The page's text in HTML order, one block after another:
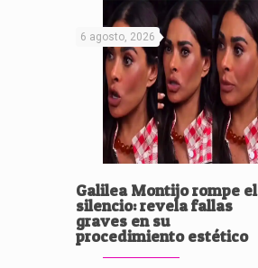
6 agosto, 2026
Galilea Montijo rompe el
silencio: revela fallas
graves en su
procedimiento estético